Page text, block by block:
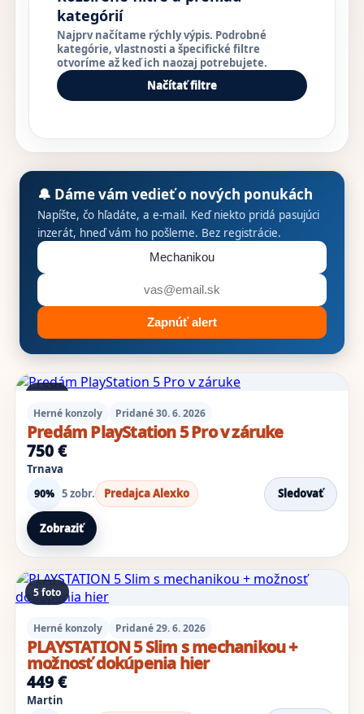
kategórií
Najprv načítame rýchly výpis. Podrobné
kategórie, vlastnosti a špecifické filtre
otvoríme až keď ich naozaj potrebujete.
Načítať filtre
🔔 Dáme vám vedieť o nových ponukách
Napíšte, čo hľadáte, a e-mail. Keď niekto pridá pasujúci
inzerát, hneď vám ho pošleme. Bez registrácie.
Zapnúť alert
Výsledky inzerátov
1 foto
Herné konzoly
Pridané 30. 6. 2026
Predám PlayStation 5 Pro v záruke
750 €
Trnava
90% 5 zobr. Predajca Alexko Sledovať
Zobraziť
5 foto
Herné konzoly Pridané 29. 6. 2026
PLAYSTATION 5 Slim s mechanikou +
možnosť dokúpenia hier
449 €
Martin